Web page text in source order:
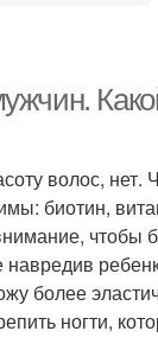
волос,
биотин,
чтобы
более
ногти,